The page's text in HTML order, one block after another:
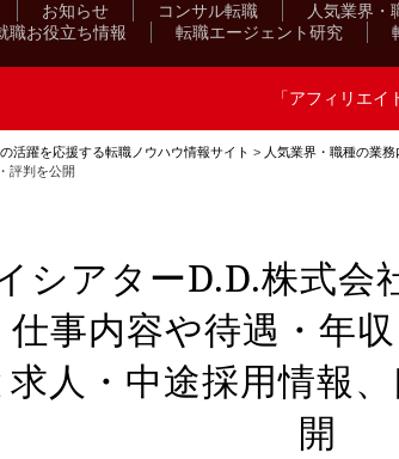
お知らせ コンサル転職 人気業界・
職お役立ち情報
転職エージェント研究
「アフィリエ
活躍を応援する転職ノウハウ情報サイト > 人気業界・職種の業
評判を公開
シアターD.D.株式会
仕事内容や待遇・年
求人・中途採用情報
開